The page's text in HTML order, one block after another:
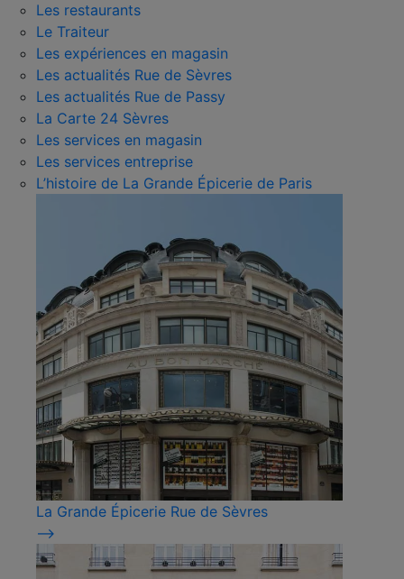
Les restaurants
Le Traiteur
Les expériences en magasin
Les actualités Rue de Sèvres
Les actualités Rue de Passy
La Carte 24 Sèvres
Les services en magasin
Les services entreprise
L’histoire de La Grande Épicerie de Paris
La Grande Épicerie Rue de Sèvres
⟶